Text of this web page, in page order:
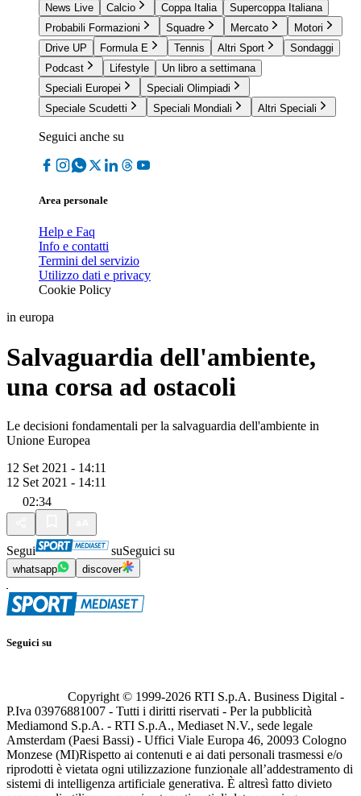
News Live
Calcio Coppa Italia
Supercoppa Italiana
Probabili Formazioni
Squadre Mercato
Motori
Drive UP
Formula E Tennis Altri Sport
Sondaggi
Podcast
Lifestyle
Un libro a settimana
Speciali Europei
Speciali Olimpiadi
Speciale Scudetti
Speciali Mondiali Altri Speciali
Seguici anche su
Area personale
Help e Faq
Info e contatti
Termini del servizio
Utilizzo dati e privacy
Cookie Policy
in europa
Salvaguardia dell'ambiente,
una corsa ad ostacoli
Le decisioni fondamentali per la salvaguardia dell'ambiente in
Unione Europea
12 Set 2021 - 14:11
12 Set 2021 - 14:11
02:34
Segui suSeguici su
whatsapp discover
Seguici su
Copyright © 1999-2026 RTI S.p.A. Business Digital -
P.Iva 03976881007 - Tutti i diritti riservati - Per la pubblicità
Mediamond S.p.A. - RTI S.p.A., Mediaset N.V., sede legale
Amsterdam (Paesi Bassi) - Uffici Viale Europa 46, 20093 Cologno
Monzese (MI)Rispetto ai contenuti e ai dati personali trasmessi e/o
riprodotti è vietata ogni utilizzazione funzionale all’addestramento di
sistemi di intelligenza artificiale generativa. È altresì fatto divieto